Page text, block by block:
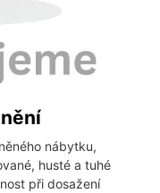
nábytku,
husté a tuhé
při dosažení